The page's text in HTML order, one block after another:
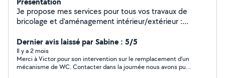
Je propose mes services pour tous vos travaux de
bricolage et d'aménagement intérieur/extérieur :
ect. Sérieux, ponctuel, minutieux, disponible rapidement
et équipé.
Dernier avis laissé par Sabine : 5/5
Il y a 2 mois
Merci à Victor pour son intervention sur le remplacement d’un
mécanisme de WC. Contacter dans la journée nous avons pu